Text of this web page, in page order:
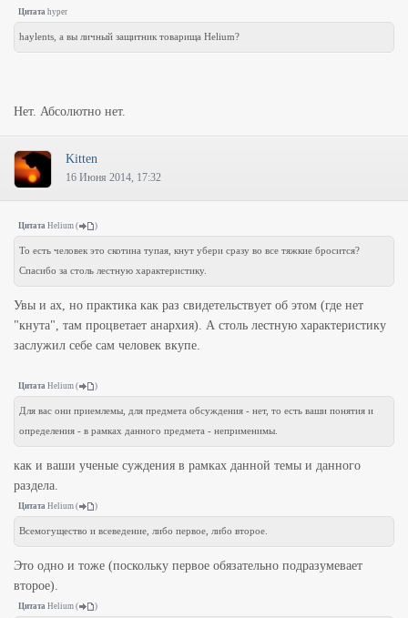
Цитата hyper
haylents, а вы личный защитник товарища Helium?
Нет. Абсолютно нет.
Kitten
16 Июня 2014, 17:32
Цитата Helium ( )
То есть человек это скотина тупая, кнут убери сразу во все тяжкие бросится?
Спасибо за столь лестную характеристику.
Увы и ах, но практика как раз свидетельствует об этом (где нет
"кнута", там процветает анархия). А столь лестную характеристику
заслужил себе сам человек вкупе.
Цитата Helium ( )
Для вас они приемлемы, для предмета обсуждения - нет, то есть ваши понятия и
определения - в рамках данного предмета - неприменимы.
как и ваши ученые суждения в рамках данной темы и данного
раздела.
Цитата Helium ( )
Всемогущество и всеведение, либо первое, либо второе.
Это одно и тоже (поскольку первое обязательно подразумевает
второе).
Цитата Helium ( )